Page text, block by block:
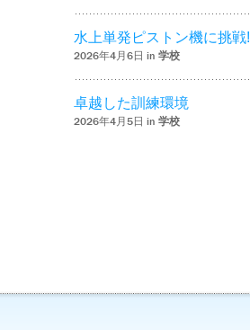
水上単発ピストン機に挑戦!
2026年4月6日 in 学校
卓越した訓練環境
2026年4月5日 in 学校